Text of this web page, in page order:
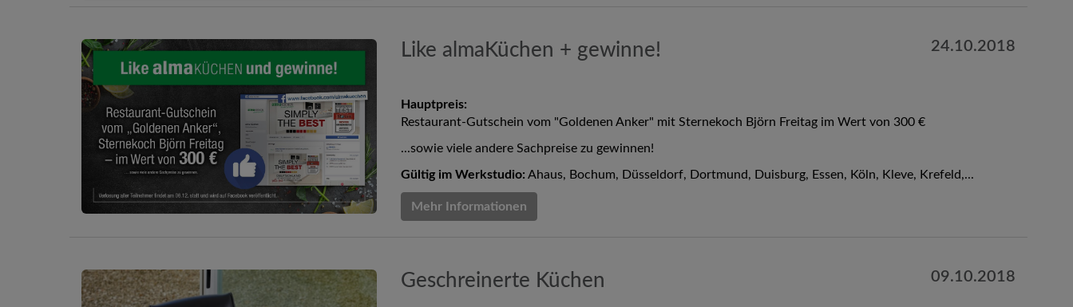
Like almaKüchen + gewinne! 24.10.2018
Hauptpreis:
Restaurant-Gutschein vom "Goldenen Anker" mit Sternekoch Björn Freitag im Wert von 300 €
...sowie viele andere Sachpreise zu gewinnen!
Gültig im Werkstudio: Ahaus, Bochum, Düsseldorf, Dortmund, Duisburg, Essen, Köln, Kleve, Krefeld,...
Mehr Informationen
Geschreinerte Küchen 09.10.2018